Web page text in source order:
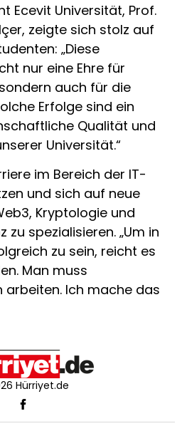
Ecevit Universität, Prof.
zeigte sich stolz auf
„Diese
nur eine Ehre für
auch für die
Erfolge sind ein
Qualität und
Universität.“
im Bereich der IT-
und sich auf neue
Kryptologie und
zu spezialisieren. „Um in
zu sein, reicht es
Man muss
arbeiten. Ich mache das
Hürriyet.de